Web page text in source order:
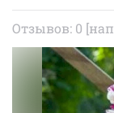
Отзывов: 0